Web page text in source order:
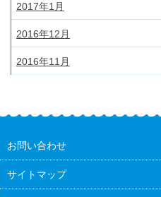
2017年1月
2016年12月
2016年11月
お問い合わせ
サイトマップ